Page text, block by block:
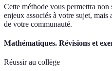
Cette méthode vous permettra non
enjeux associés à votre sujet,
de votre communauté.
Mathématiques. Révisions et
Réussir au collège